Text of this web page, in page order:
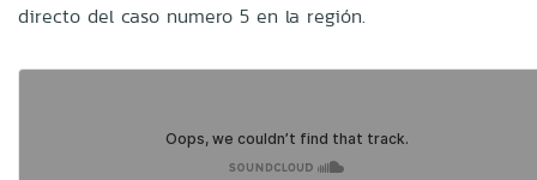
directo del caso numero 5 en la región.